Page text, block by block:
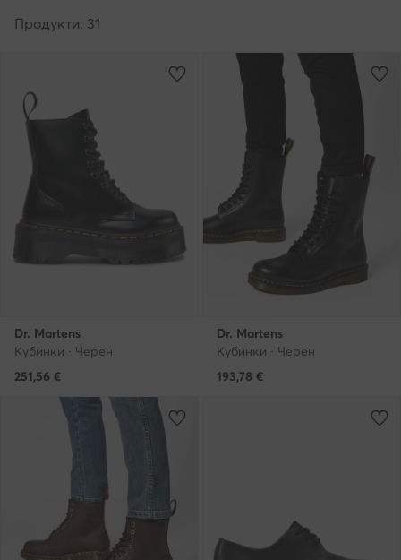
Продукти: 31
Dr. Martens
Кубинки · Черен
251,56 €
Dr. Martens
Кубинки · Черен
193,78 €